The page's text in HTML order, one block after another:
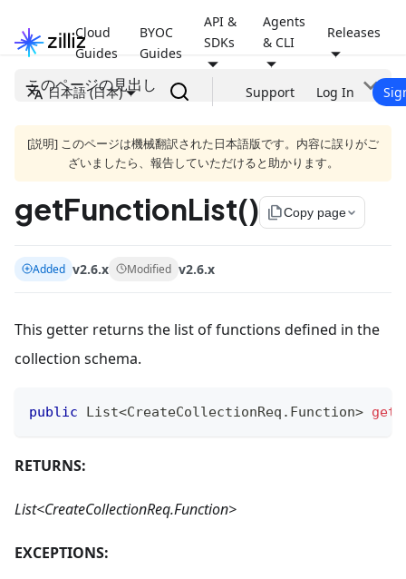
Cloud
Guides
BYOC
Guides
API &
SDKs
Agents
& CLI
Releases
日本語 (日本) Support Log In
このページの見出し
[説明] このページは機械翻訳された日本語版です。内容に誤りがご
ざいましたら、報告していただけると助かります。
getFunctionList() file_copyCopy page
Added v2.6.x Modified v2.6.x
This getter returns the list of functions defined in the
collection schema.
public List<CreateCollectionReq . Function>
RETURNS:
List<CreateCollectionReq.Function>
EXCEPTIONS: